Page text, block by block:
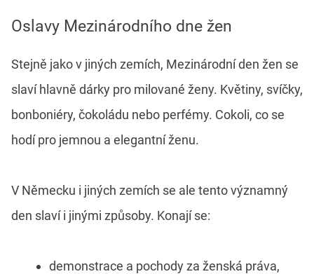
Oslavy Mezinárodního dne žen
Stejně jako v jiných zemích, Mezinárodní den žen se
slaví hlavně dárky pro milované ženy. Květiny, svíčky,
bonboniéry, čokoládu nebo perfémy. Cokoli, co se
hodí pro jemnou a elegantní ženu.
V Německu i jiných zemích se ale tento významný
den slaví i jinými způsoby. Konají se:
demonstrace a pochody za ženská práva,